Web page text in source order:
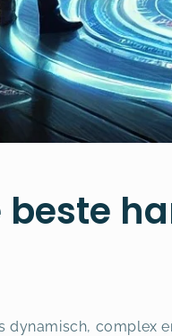
beste
dynamisch, complex